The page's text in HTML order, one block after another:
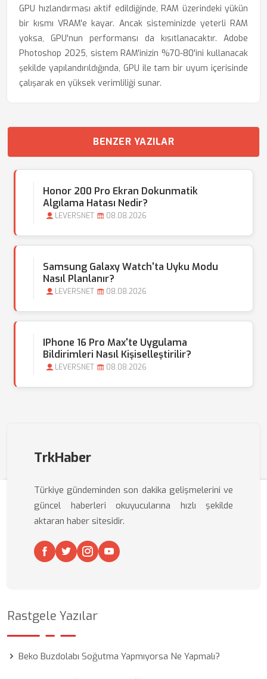
GPU hızlandırması aktif edildiğinde, RAM üzerindeki yükün
bir kısmı VRAM'e kayar. Ancak sisteminizde yeterli RAM
yoksa, GPU'nun performansı da kısıtlanacaktır. Adobe
Photoshop 2025, sistem RAM'inizin %70-80'ini kullanacak
şekilde yapılandırıldığında, GPU ile tam bir uyum içerisinde
çalışarak en yüksek verimliliği sunar.
BENZER YAZILAR
Honor 200 Pro Ekran Dokunmatik
Algılama Hatası Nedir?
LEVERSNET 08.08.2026
Samsung Galaxy Watch'ta Uyku Modu
Nasıl Planlanır?
LEVERSNET 08.08.2026
IPhone 16 Pro Max'te Uygulama
Bildirimleri Nasıl Kişiselleştirilir?
LEVERSNET 08.08.2026
TrkHaber
Türkiye gündeminden son dakika gelişmelerini ve
güncel haberleri okuyucularına hızlı şekilde
aktaran haber sitesidir.
Rastgele Yazılar
Beko Buzdolabı Soğutma Yapmıyorsa Ne Yapmalı?